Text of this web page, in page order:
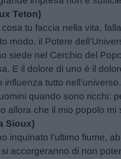
Teton)
tu faccia nella vita,
modo, il Potere
siede nel Cerchio del
E il dolore di uno è il
tutto nell’universo.
quando sono ricchi:
allora che il mio popolo
Sioux)
inquinato l’ultimo fiume,
si accorgeranno di non